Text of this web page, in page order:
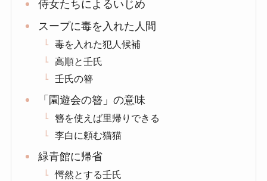
侍女たちによるいじめ
スープに毒を入れた人間
毒を入れた犯人候補
高順と壬氏
壬氏の簪
「園遊会の簪」の意味
簪を使えば里帰りできる
李白に頼む猫猫
緑青館に帰省
愕然とする壬氏